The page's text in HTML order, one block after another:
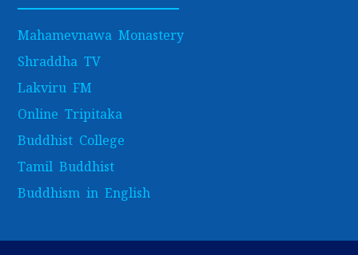
Mahamevnawa Monastery
Shraddha TV
Lakviru FM
Online Tripitaka
Buddhist College
Tamil Buddhist
Buddhism in English